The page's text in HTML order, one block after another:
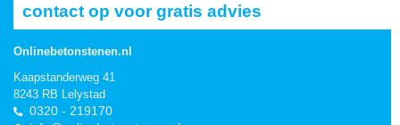
contact op voor gratis advies
Onlinebetonstenen.nl
Kaapstanderweg 41
8243 RB Lelystad
0320 - 219170